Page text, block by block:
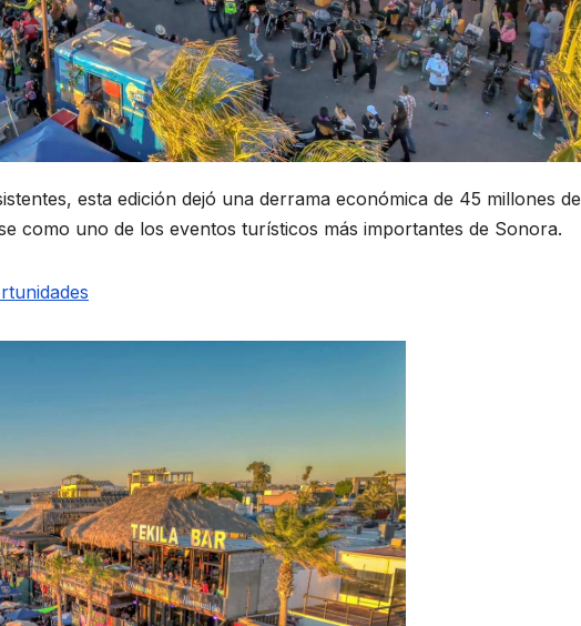
esta edición dejó una derrama económica de 45 millones de
como uno de los eventos turísticos más importantes de Sonora.